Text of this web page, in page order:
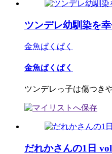
ツンデレ幼馴染を
金魚ぱくぱく
金魚ぱくぱく
ツンデレっ子は傷つき
だれかさんの1日